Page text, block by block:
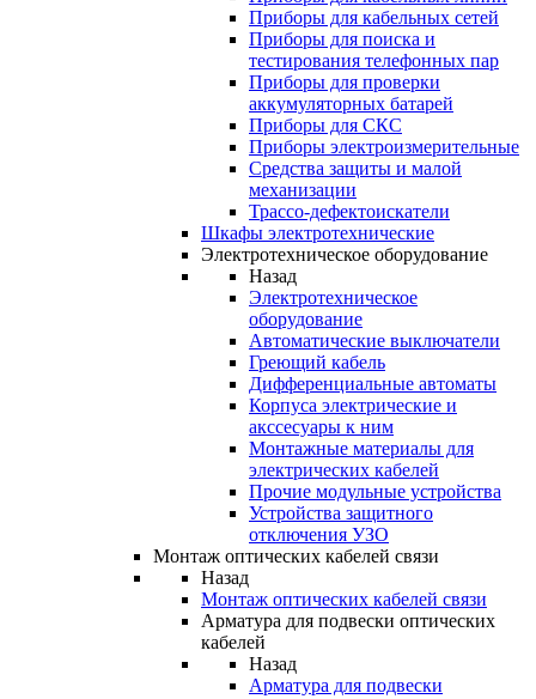
Приборы для кабельных сетей
Приборы для поиска и
тестирования телефонных пар
Приборы для проверки
аккумуляторных батарей
Приборы для СКС
Приборы электроизмерительные
Средства защиты и малой
механизации
Трассо-дефектоискатели
Шкафы электротехнические
Электротехническое оборудование
Назад
Электротехническое
оборудование
Автоматические выключатели
Греющий кабель
Дифференциальные автоматы
Корпуса электрические и
акссесуары к ним
Монтажные материалы для
электрических кабелей
Прочие модульные устройства
Устройства защитного
отключения УЗО
Монтаж оптических кабелей связи
Назад
Монтаж оптических кабелей связи
Арматура для подвески оптических
кабелей
Назад
Арматура для подвески